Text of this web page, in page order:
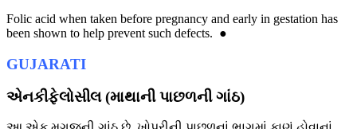
Folic acid when taken before pregnancy and early in gestation has
been shown to help prevent such defects. ●
GUJARATI
એનકીફેલોસીલ (માથાની પાછળની ગાંઠ)